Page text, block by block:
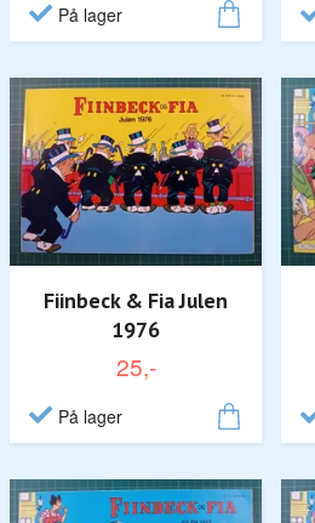
På lager
Fiinbeck & Fia Julen
1976
25,-
På lager